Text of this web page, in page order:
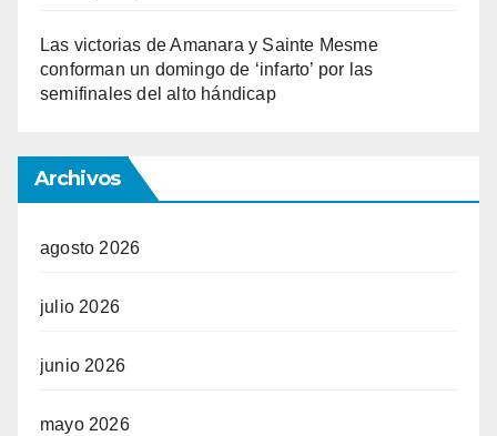
Las victorias de Amanara y Sainte Mesme
conforman un domingo de ‘infarto’ por las
semifinales del alto hándicap
Archivos
agosto 2026
julio 2026
junio 2026
mayo 2026